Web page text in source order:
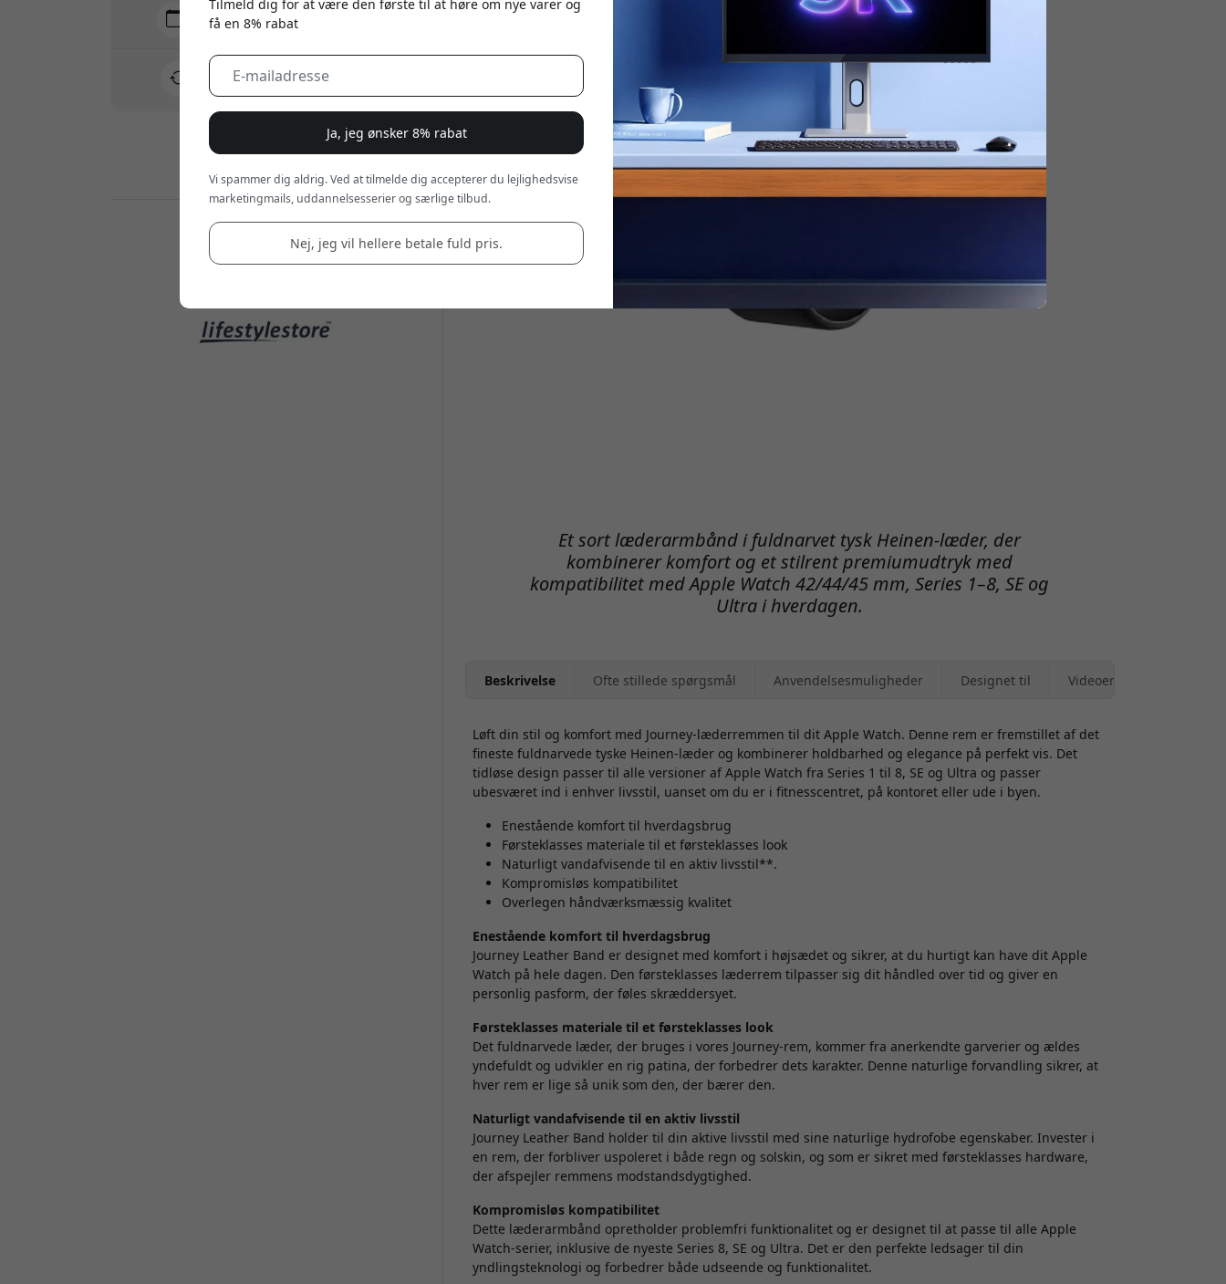
Et sort læderarmbånd i fuldnarvet tysk Heinen-læder, der
kombinerer komfort og et stilrent premiumudtryk med
kompatibilitet med Apple Watch 42/44/45 mm, Series 1–8, SE og
Ultra i hverdagen.
Beskrivelse Ofte stillede spørgsmål Anvendelsesmuligheder Designet til Videoer
Løft din stil og komfort med Journey-læderremmen til dit Apple Watch. Denne rem er fremstillet af det
fineste fuldnarvede tyske Heinen-læder og kombinerer holdbarhed og elegance på perfekt vis. Det
tidløse design passer til alle versioner af Apple Watch fra Series 1 til 8, SE og Ultra og passer
ubesværet ind i enhver livsstil, uanset om du er i fitnesscentret, på kontoret eller ude i byen.
Enestående komfort til hverdagsbrug
Førsteklasses materiale til et førsteklasses look
Naturligt vandafvisende til en aktiv livsstil**.
Kompromisløs kompatibilitet
Overlegen håndværksmæssig kvalitet
Enestående komfort til hverdagsbrug
Journey Leather Band er designet med komfort i højsædet og sikrer, at du hurtigt kan have dit Apple
Watch på hele dagen. Den førsteklasses læderrem tilpasser sig dit håndled over tid og giver en
personlig pasform, der føles skræddersyet.
Førsteklasses materiale til et førsteklasses look
Det fuldnarvede læder, der bruges i vores Journey-rem, kommer fra anerkendte garverier og ældes
yndefuldt og udvikler en rig patina, der forbedrer dets karakter. Denne naturlige forvandling sikrer, at
hver rem er lige så unik som den, der bærer den.
Naturligt vandafvisende til en aktiv livsstil
Journey Leather Band holder til din aktive livsstil med sine naturlige hydrofobe egenskaber. Invester i
en rem, der forbliver uspoleret i både regn og solskin, og som er sikret med førsteklasses hardware,
der afspejler remmens modstandsdygtighed.
Kompromisløs kompatibilitet
Dette læderarmbånd opretholder problemfri funktionalitet og er designet til at passe til alle Apple
Watch-serier, inklusive de nyeste Series 8, SE og Ultra. Det er den perfekte ledsager til din
yndlingsteknologi og forbedrer både udseende og funktionalitet.
Levering 10-12 august
Hurtig og sporbar levering
30 dages returret
Tilmeld dig for at være den første til at høre om nye varer og
få en 8% rabat
Ja, jeg ønsker 8% rabat
Vi spammer dig aldrig. Ved at tilmelde dig accepterer du lejlighedsvise
marketingmails, uddannelsesserier og særlige tilbud.
Nej, jeg vil hellere betale fuld pris.